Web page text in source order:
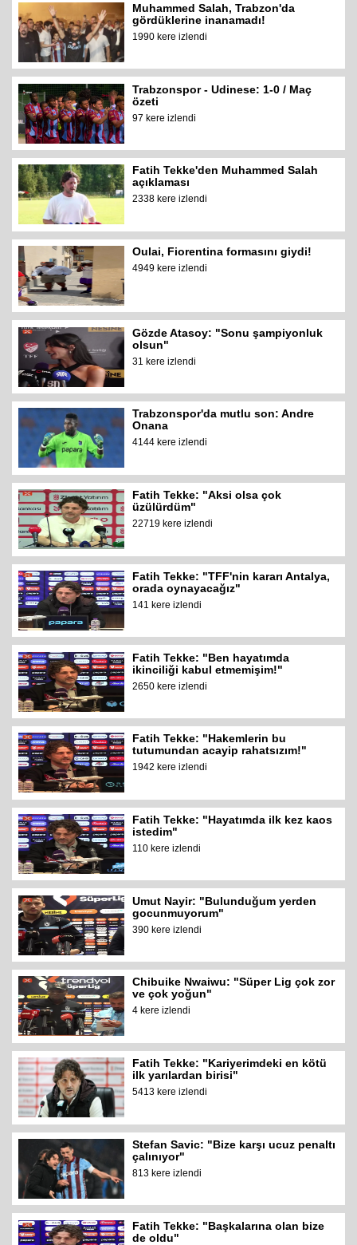
Muhammed Salah, Trabzon'da
gördüklerine inanamadı!
1990 kere izlendi
Trabzonspor - Udinese: 1-0 / Maç
özeti
97 kere izlendi
Fatih Tekke'den Muhammed Salah
açıklaması
2338 kere izlendi
Oulai, Fiorentina formasını giydi!
4949 kere izlendi
Gözde Atasoy: "Sonu şampiyonluk
olsun"
31 kere izlendi
Trabzonspor'da mutlu son: Andre
Onana
4144 kere izlendi
Fatih Tekke: "Aksi olsa çok
üzülürdüm"
22719 kere izlendi
Fatih Tekke: "TFF'nin kararı Antalya,
orada oynayacağız"
141 kere izlendi
Fatih Tekke: "Ben hayatımda
ikinciliği kabul etmemişim!"
2650 kere izlendi
Fatih Tekke: "Hakemlerin bu
tutumundan acayip rahatsızım!"
1942 kere izlendi
Fatih Tekke: "Hayatımda ilk kez kaos
istedim"
110 kere izlendi
Umut Nayir: "Bulunduğum yerden
gocunmuyorum"
390 kere izlendi
Chibuike Nwaiwu: "Süper Lig çok zor
ve çok yoğun"
4 kere izlendi
Fatih Tekke: "Kariyerimdeki en kötü
ilk yarılardan birisi"
5413 kere izlendi
Stefan Savic: "Bize karşı ucuz penaltı
çalınıyor"
813 kere izlendi
Fatih Tekke: "Başkalarına olan bize
de oldu"